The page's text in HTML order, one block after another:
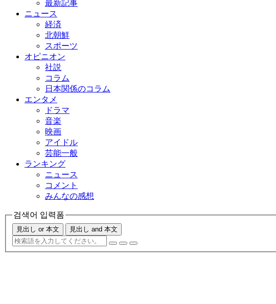
最新記事
ニュース
経済
北朝鮮
スポーツ
オピニオン
社説
コラム
日本関係のコラム
エンタメ
ドラマ
音楽
映画
アイドル
芸能一般
ランキング
ニュース
コメント
みんなの感想
검색어 입력폼
見出し or 本文 見出し and 本文